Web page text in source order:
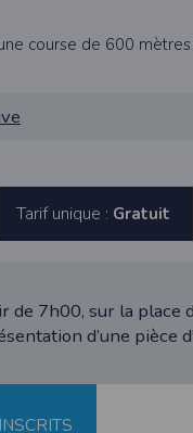
course de 600
Tarif unique : Gratuit
de 7h00, sur la place
d’une pièce
from the photos you